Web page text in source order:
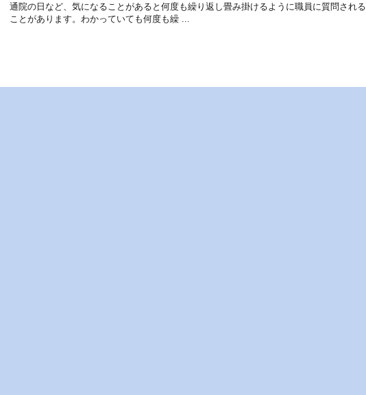
通院の日など、気になることがあると何度も繰り返し畳み掛けるように職員に質問される
ことがあります。わかっていても何度も繰 ...